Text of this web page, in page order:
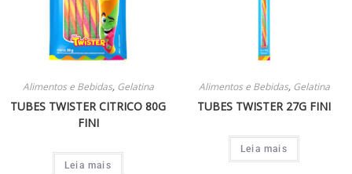
Alimentos e Bebidas, Gelatina
TUBES TWISTER CITRICO 80G
FINI
Leia mais
Alimentos e Bebidas, Gelatina
TUBES TWISTER 27G FINI
Leia mais